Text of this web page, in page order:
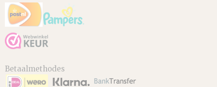
Betaalmethodes